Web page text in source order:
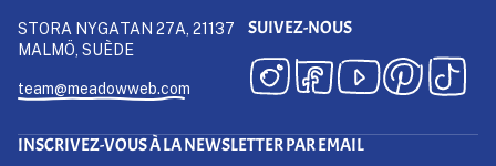
STORA NYGATAN 27A, 21137
MALMÖ, SUÈDE
team@meadowweb.com
SUIVEZ-NOUS
INSCRIVEZ-VOUS À LA NEWSLETTER PAR EMAIL